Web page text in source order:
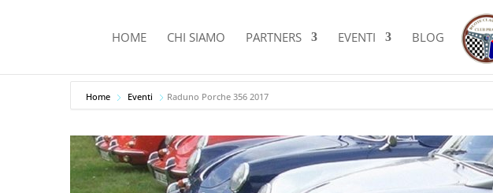
HOME CHI SIAMO PARTNERS EVENTI BLOG
Home Eventi Raduno Porche 356 2017